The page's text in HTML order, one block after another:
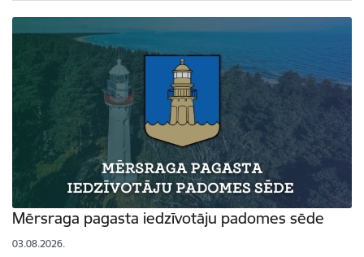
Mērsraga pagasta iedzīvotāju padomes sēde
03.08.2026.